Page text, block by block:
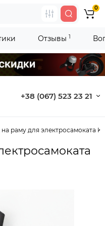
+38 (067) 523 23 21
0
раму для электросамоката
Отзывы 1